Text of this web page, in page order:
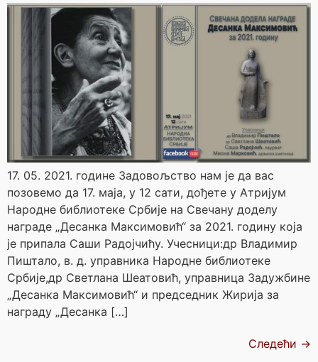
17. 05. 2021. године Задовољство нам је да вас
позовемо да 17. маја, у 12 сати, дођете у Атријум
Народне библиотеке Србије на Свечану доделу
награде „Десанка Максимовић“ за 2021. годину која
је припала Саши Радојчићу. Учесници:др Владимир
Пиштало, в. д. управника Народне библиотеке
Србије,др Светлана Шеатовић, управница Задужбине
„Десанка Максимовић“ и председник Жирија за
награду „Десанка […]
Следећи →